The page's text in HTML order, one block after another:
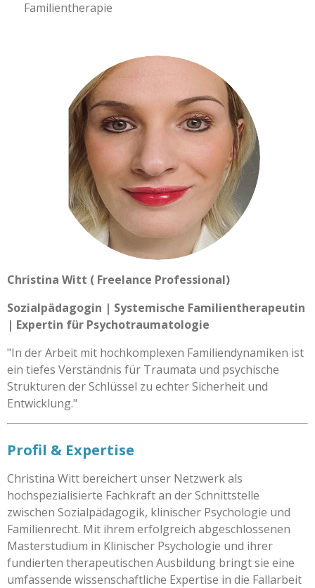
Familientherapie
Christina Witt ( Freelance Professional)
Sozialpädagogin | Systemische Familientherapeutin
| Expertin für Psychotraumatologie
"In der Arbeit mit hochkomplexen Familiendynamiken ist
ein tiefes Verständnis für Traumata und psychische
Strukturen der Schlüssel zu echter Sicherheit und
Entwicklung."
Profil & Expertise
Christina Witt bereichert unser Netzwerk als
hochspezialisierte Fachkraft an der Schnittstelle
zwischen Sozialpädagogik, klinischer Psychologie und
Familienrecht. Mit ihrem erfolgreich abgeschlossenen
Masterstudium in Klinischer Psychologie und ihrer
fundierten therapeutischen Ausbildung bringt sie eine
umfassende wissenschaftliche Expertise in die Fallarbeit